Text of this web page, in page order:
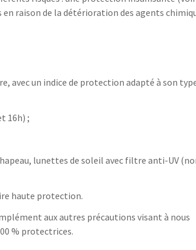
raison de la détérioration des agents
avec un indice de protection adapté à son
16h) ;
lunettes de soleil avec filtre anti-UV
haute protection.
aux autres précautions visant à nous
% protectrices.